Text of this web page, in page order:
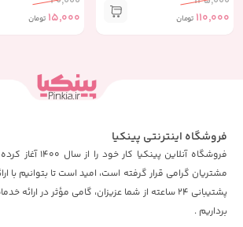
110,000 تومان 15,000 تومان
فروشگاه اینترنتی پینکیا
فروشگاه آنلاین
مشتریان گرامی قرار گرفته است، امید است تا بتوانیم با
پشتیبانی 24 ساعته از شما عزیزان، گامی مؤثر در
برداریم .